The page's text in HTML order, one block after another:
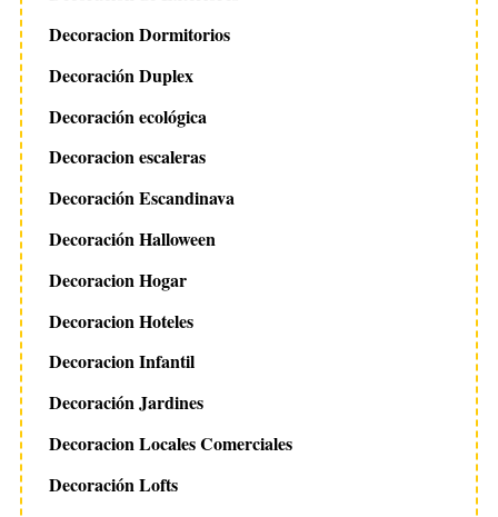
Decoracion Dormitorios
Decoración Duplex
Decoración ecológica
Decoracion escaleras
Decoración Escandinava
Decoración Halloween
Decoracion Hogar
Decoracion Hoteles
Decoracion Infantil
Decoración Jardines
Decoracion Locales Comerciales
Decoración Lofts